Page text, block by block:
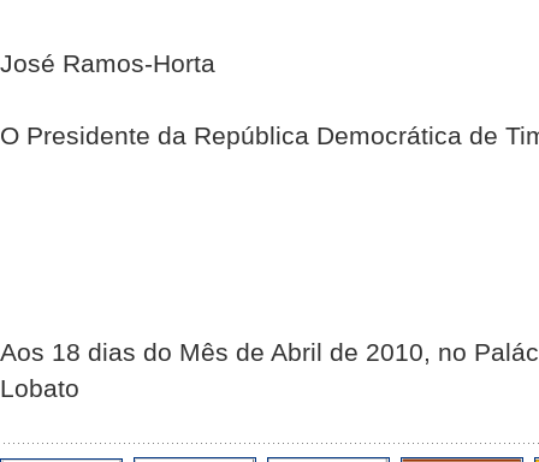
José Ramos-Horta
O Presidente da República Democrática de
Aos 18 dias do Mês de Abril de 2010, no
Lobato